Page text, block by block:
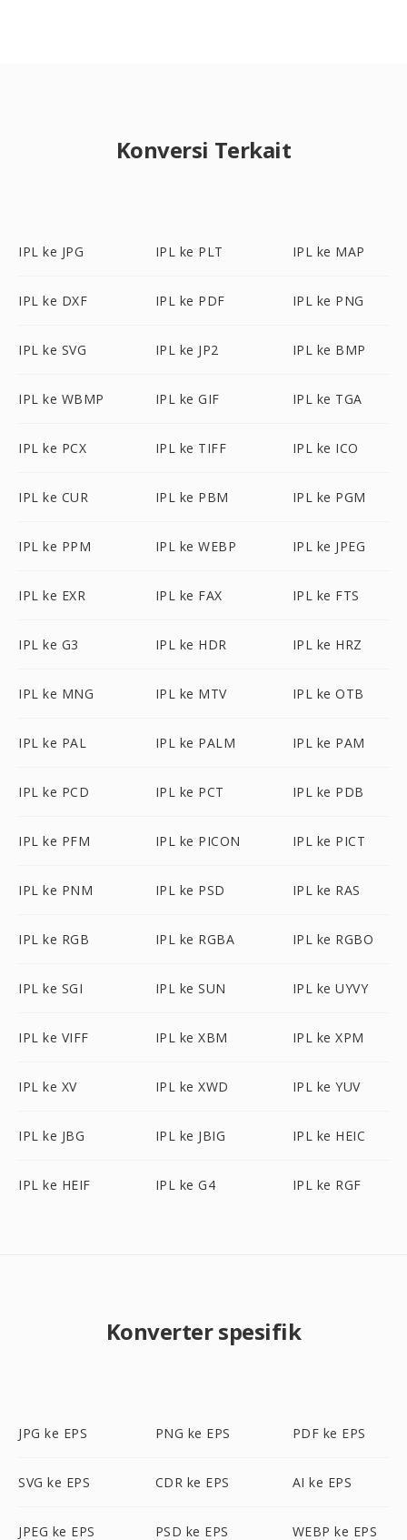
Konversi Terkait
IPL ke JPG IPL ke PLT IPL ke MAP
IPL ke DXF IPL ke PDF IPL ke PNG
IPL ke SVG IPL ke JP2 IPL ke BMP
IPL ke WBMP IPL ke GIF IPL ke TGA
IPL ke PCX IPL ke TIFF IPL ke ICO
IPL ke CUR IPL ke PBM IPL ke PGM
IPL ke PPM IPL ke WEBP IPL ke JPEG
IPL ke EXR IPL ke FAX IPL ke FTS
IPL ke G3 IPL ke HDR IPL ke HRZ
IPL ke MNG IPL ke MTV IPL ke OTB
IPL ke PAL IPL ke PALM IPL ke PAM
IPL ke PCD IPL ke PCT IPL ke PDB
IPL ke PFM IPL ke PICON IPL ke PICT
IPL ke PNM IPL ke PSD IPL ke RAS
IPL ke RGB IPL ke RGBA IPL ke RGBO
IPL ke SGI IPL ke SUN IPL ke UYVY
IPL ke VIFF IPL ke XBM IPL ke XPM
IPL ke XV IPL ke XWD IPL ke YUV
IPL ke JBG IPL ke JBIG IPL ke HEIC
IPL ke HEIF IPL ke G4 IPL ke RGF
Konverter spesifik
JPG ke EPS PNG ke EPS PDF ke EPS
SVG ke EPS CDR ke EPS AI ke EPS
JPEG ke EPS PSD ke EPS WEBP ke EPS